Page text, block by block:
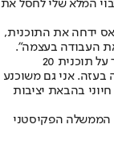
המלא שלי לחסל את
ידחה את התוכנית,
העבודה בעצמה״.
ראש ממשלת פקיסטן שהבאז שריף כתב: ״אני מברך על תוכנית 20
אני גם משוכנע
בהבאת יציבות
הממשלה הפקיסטני